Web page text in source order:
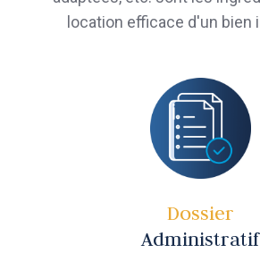
location efficace d'un bien
Dossier
Administratif